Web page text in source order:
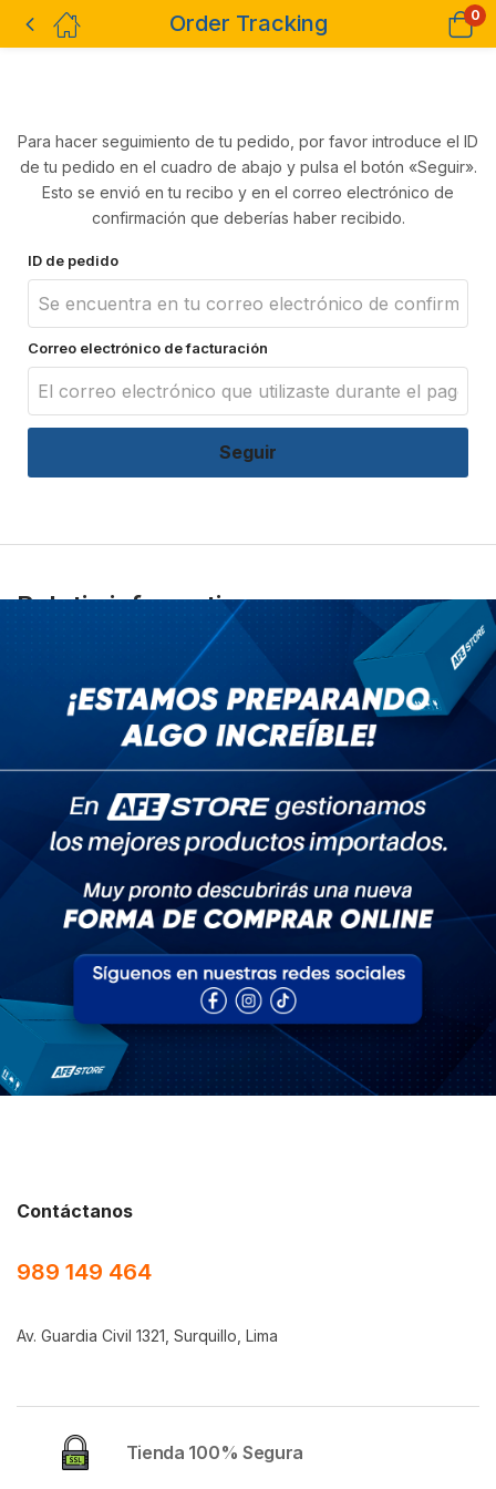
Order Tracking 0
Para hacer seguimiento de tu pedido, por favor introduce el ID
de tu pedido en el cuadro de abajo y pulsa el botón «Seguir».
Esto se envió en tu recibo y en el correo electrónico de
confirmación que deberías haber recibido.
ID de pedido
Correo electrónico de facturación
Seguir
Boletin informativo
No se pierda miles de productos y promociones geniales
Subscribe
Servicio al Cliente
Sobre AFE Store
Mi Cuenta
Síguenos
Contáctanos
989 149 464
Av. Guardia Civil 1321, Surquillo, Lima
Tienda 100% Segura